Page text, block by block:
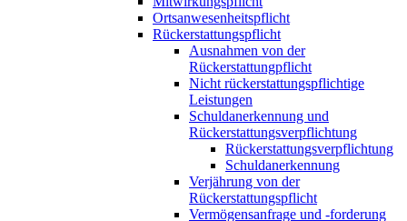
Ortsanwesenheitspflicht
Rückerstattungspflicht
Ausnahmen von der
Rückerstattungpflicht
Nicht rückerstattungspflichtige
Leistungen
Schuldanerkennung und
Rückerstattungsverpflichtung
Rückerstattungsverpflichtung
Schuldanerkennung
Verjährung von der
Rückerstattungspflicht
Vermögensanfrage und -forderung